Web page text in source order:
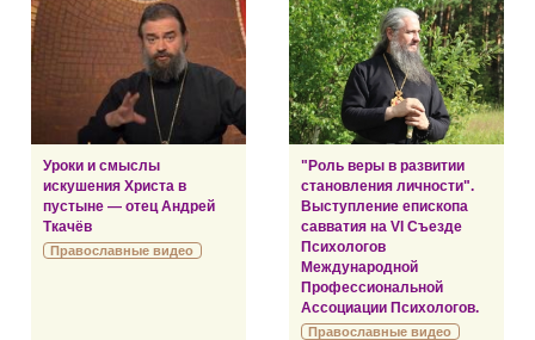
Уроки и смыслы
искушения Христа в
пустыне — отец Андрей
Ткачёв
Православные видео
"Роль веры в развитии
становления личности".
Выступление епископа
савватия на VI Съезде
Психологов
Международной
Профессиональной
Ассоциации Психологов.
Православные видео